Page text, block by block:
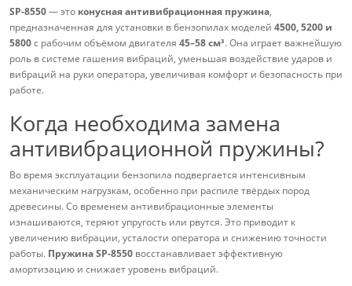
SP-8550— это конусная антивибрационная пружина,
предназначенная для установки в бензопилах моделей 4500, 5200 и
5800с рабочим объёмом двигателя 45–58 см³. Она играет важнейшую
роль в системе гашения вибраций, уменьшая воздействие ударов и
вибраций на руки оператора, увеличивая комфорт и безопасность при
работе.
Когда необходима замена
антивибрационной пружины?
Во время эксплуатации бензопила подвергается интенсивным
механическим нагрузкам, особенно при распиле твёрдых пород
древесины. Со временем антивибрационные элементы
изнашиваются, теряют упругость или рвутся. Это приводит к
увеличению вибрации, усталости оператора и снижению точности
работы. Пружина SP-8550 восстанавливает эффективную
амортизацию и снижает уровень вибраций.